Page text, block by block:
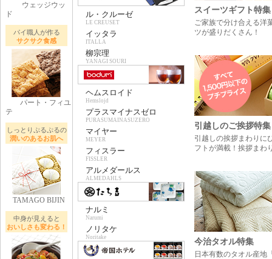
ウェッジウッ
ド
パイ職人が作る
サクサク食感
パート・フィユ
テ
しっとりぷるぷるの
潤いのあるお肌へ
TAMAGO BIJIN
中身が見えると
おいしさも変わる！
ル・クルーゼ
LE CREUSET
イッタラ
ITALLA
柳宗理
YANAGI SOURI
ヘムスロイド
Hemslojd
プラスマイナスゼロ
PURASUMAINASUZERO
マイヤー
MEYER
フィスラー
FISSLER
アルメダールス
ALMEDAHLS
ナルミ
Narumi
ノリタケ
Noritake
スイーツギフト特集
ご家族で分け合える洋
ツが盛りだくさん！
引越しのご挨拶特集
引越しの挨拶まわりに
フトが満載！挨拶まわ
今治タオル特集
日本有数のタオル産地